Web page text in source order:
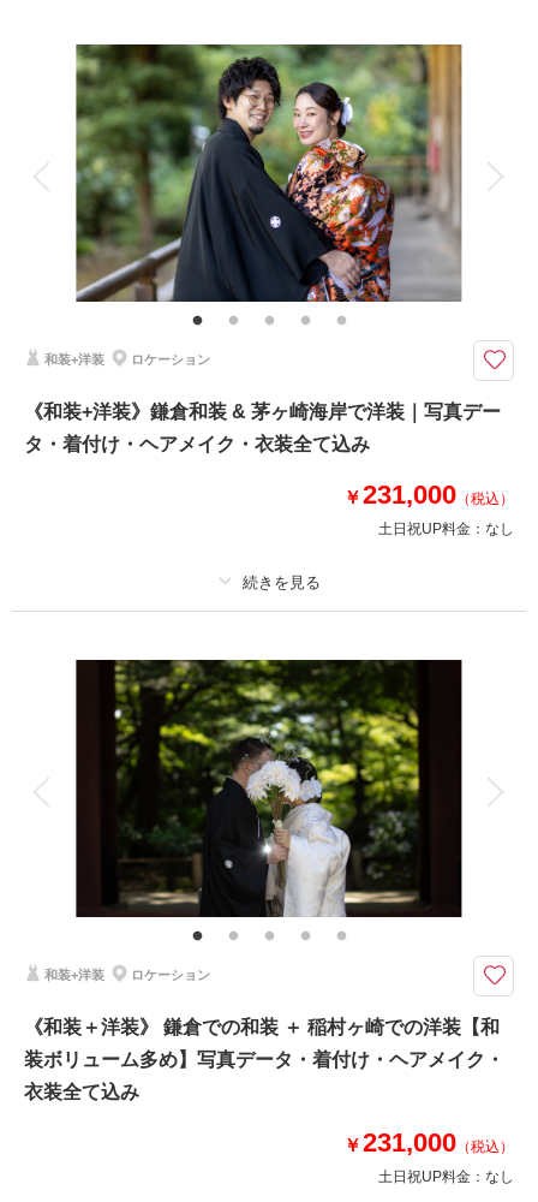
相談予約する
来店・オンライン
撮影日の空き
を確認する
撮影料 新婦衣装1着 新郎衣装1着
着付け ヘアメイク 小物一式
アルバム データ 100 カット 台紙付写真
衣装追加 会食 挙式
家族と撮影 家族用衣装レンタル ペットと撮影
その他含むもの
撮影データ（約100カット）・白無垢or色打掛・紋付袴・ヘアメイク・着付
け・撮影アテンド・撮影小物・和ブーケ・移動費・施設利用料
＜お子様やご友人の参加も大歓迎＞新郎新婦お着物一式〜撮影小物まで全て
がプランに含まれております。移動はご自身でお願いしております
⚫︎データ：約100カット
⚫︎納期：約3週間
撮影日：2026年3月9日
撮影場所：鎌倉・妙本寺 （神奈川）
相談予約する
来店・オンライン
撮影日の空き
を確認する
和装+洋装 ロケーション
《和装+洋装》鎌倉和装 & 茅ヶ崎海岸で洋装｜写真デー
タ・着付け・ヘアメイク・衣装全て込み
￥231,000 （税込）
土日祝UP料金： なし
撮影料 新婦衣装1着 新郎衣装1着
着付け ヘアメイク 小物一式
アルバム データ 150 カット 台紙付写真
衣装追加 会食
家族用衣装レンタル ペットと撮影
その他含むもの
撮影データ（約150カット）・新郎新婦和装衣装・新郎新婦洋装衣装・ヘア
メイク・着付け・撮影アテンド・撮影小物・ブーケ・移動費・施設利用料
【和装も洋装もどちらも撮れる】鎌倉で和装撮影後、茅ヶ崎のお仕度場所へ
移動して近隣の海岸にて洋装撮影を行います
または辻堂海岸付近
⚫︎データ：約150カット
⚫︎納期：約3週間
和装+洋装 ロケーション
《和装＋洋装》 鎌倉での和装 ＋ 稲村ヶ崎での洋装【和
装ボリューム多め】写真データ・着付け・ヘアメイク・
衣装全て込み
￥231,000 （税込）
土日祝UP料金： なし